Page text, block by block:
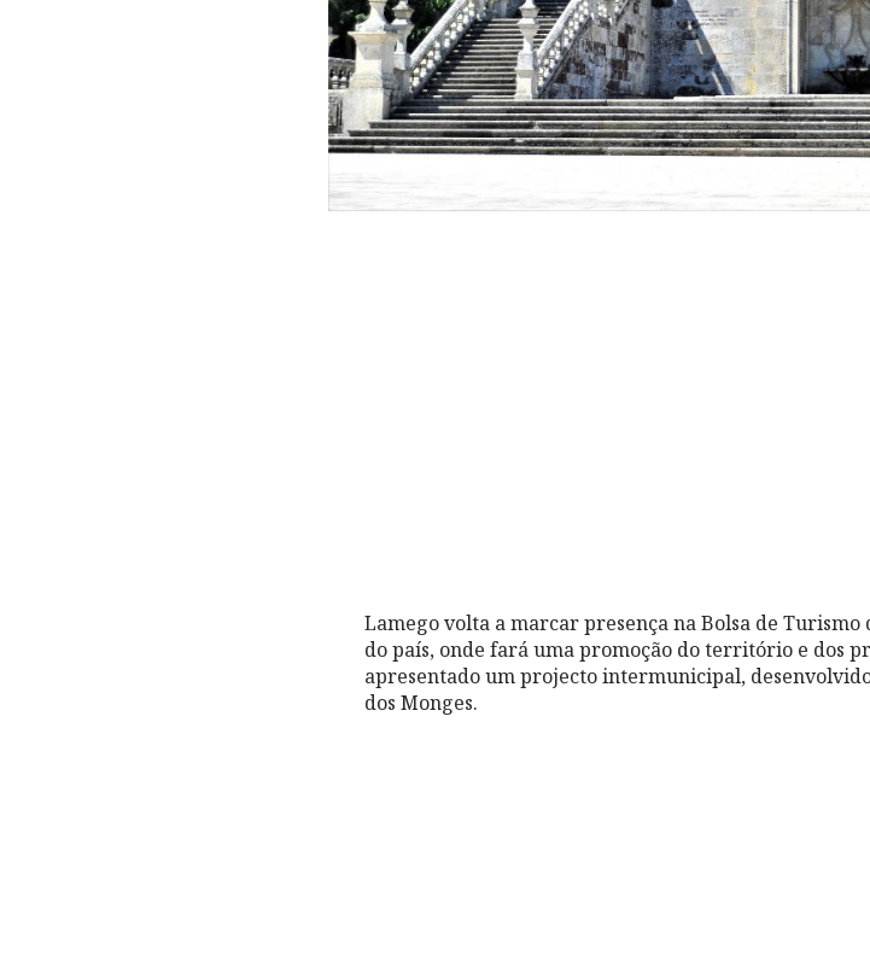
Lamego volta a marcar presença na Bolsa de
do país, onde fará uma promoção do território e dos
apresentado um projecto intermunicipal,
dos Monges.